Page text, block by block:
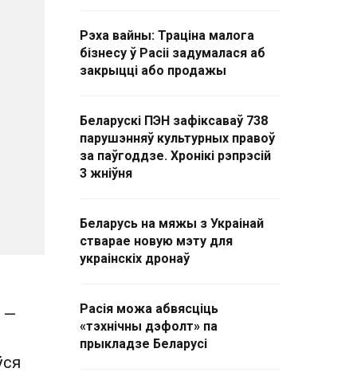
—
Рэха вайны: Траціна малога
бізнесу ў Расіі задумалася аб
закрыцці або продажы
Беларускі ПЭН зафіксаваў 738
парушэнняў культурных правоў
за паўгоддзе. Хронікі рэпрэсій
3 жніўня
Беларусь на мяжы з Украінай
стварае новую мэту для
украінскіх дронаў
Расія можа абвясціць
«тэхнічны дэфолт» па
прыкладзе Беларусі